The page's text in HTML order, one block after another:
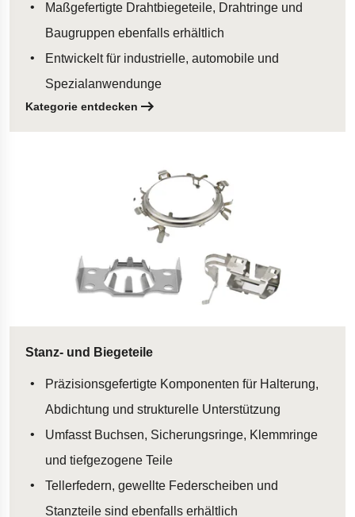
Maßgefertigte Drahtbiegeteile, Drahtringe und
Baugruppen ebenfalls erhältlich
Entwickelt für industrielle, automobile und
Spezialanwendunge
Kategorie entdecken
Stanz- und Biegeteile
Präzisionsgefertigte Komponenten für Halterung,
Abdichtung und strukturelle Unterstützung
Umfasst Buchsen, Sicherungsringe, Klemmringe
und tiefgezogene Teile
Tellerfedern, gewellte Federscheiben und
Stanzteile sind ebenfalls erhältlich